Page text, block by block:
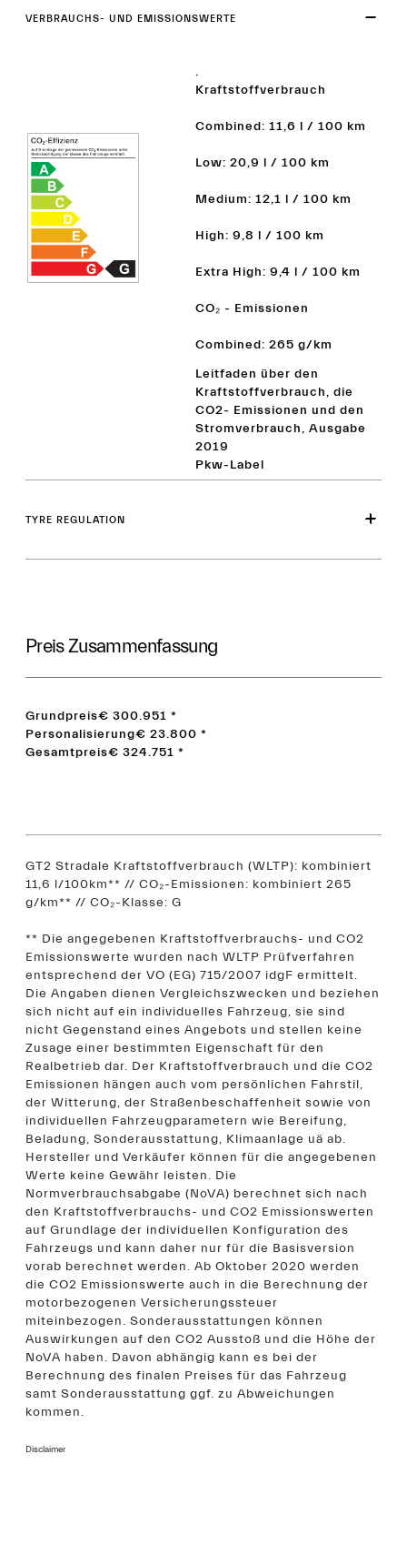
VERBRAUCHS- UND EMISSIONSWERTE
.
Kraftstoffverbrauch
Combined: 11,6 l / 100 km
Low: 20,9 l / 100 km
Medium: 12,1 l / 100 km
High: 9,8 l / 100 km
Extra High: 9,4 l / 100 km
CO₂ - Emissionen
Combined: 265 g/km
Leitfaden über den
Kraftstoffverbrauch, die
CO2- Emissionen und den
Stromverbrauch, Ausgabe
2019
Pkw-Label
TYRE REGULATION
Preis Zusammenfassung
Grundpreis€ 300.951 *
Personalisierung€ 23.800 *
Gesamtpreis€ 324.751 *
GT2 Stradale Kraftstoffverbrauch (WLTP): kombiniert
11,6 l/100km** // CO₂-Emissionen: kombiniert 265
g/km** // CO₂-Klasse: G
** Die angegebenen Kraftstoffverbrauchs- und CO2
Emissionswerte wurden nach WLTP Prüfverfahren
entsprechend der VO (EG) 715/2007 idgF ermittelt.
Die Angaben dienen Vergleichszwecken und beziehen
sich nicht auf ein individuelles Fahrzeug, sie sind
nicht Gegenstand eines Angebots und stellen keine
Zusage einer bestimmten Eigenschaft für den
Realbetrieb dar. Der Kraftstoffverbrauch und die CO2
Emissionen hängen auch vom persönlichen Fahrstil,
der Witterung, der Straßenbeschaffenheit sowie von
individuellen Fahrzeugparametern wie Bereifung,
Beladung, Sonderausstattung, Klimaanlage uä ab.
Hersteller und Verkäufer können für die angegebenen
Werte keine Gewähr leisten. Die
Normverbrauchsabgabe (NoVA) berechnet sich nach
den Kraftstoffverbrauchs- und CO2 Emissionswerten
auf Grundlage der individuellen Konfiguration des
Fahrzeugs und kann daher nur für die Basisversion
vorab berechnet werden. Ab Oktober 2020 werden
die CO2 Emissionswerte auch in die Berechnung der
motorbezogenen Versicherungssteuer
miteinbezogen. Sonderausstattungen können
Auswirkungen auf den CO2 Ausstoß und die Höhe der
NoVA haben. Davon abhängig kann es bei der
Berechnung des finalen Preises für das Fahrzeug
samt Sonderausstattung ggf. zu Abweichungen
kommen.
Disclaimer